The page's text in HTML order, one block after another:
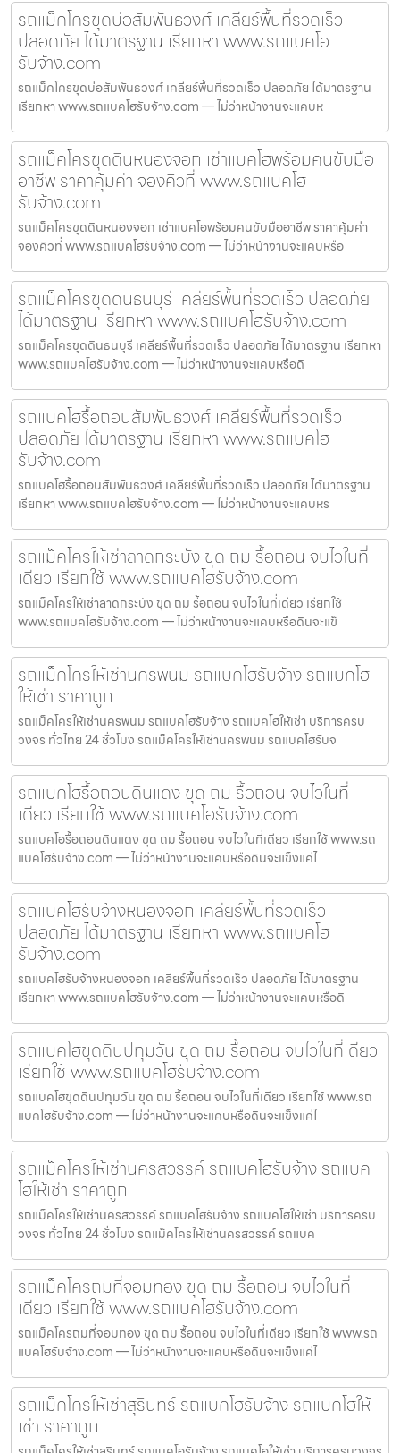
รถแม็คโครขุดบ่อสัมพันธวงศ์ เคลียร์พื้นที่รวดเร็ว
ปลอดภัย ได้มาตรฐาน เรียกหา www.รถแบคโฮ
รับจ้าง.com
รถแม็คโครขุดบ่อสัมพันธวงศ์ เคลียร์พื้นที่รวดเร็ว ปลอดภัย ได้มาตรฐาน
เรียกหา www.รถแบคโฮรับจ้าง.com — ไม่ว่าหน้างานจะแคบห
รถแม็คโครขุดดินหนองจอก เช่าแบคโฮพร้อมคนขับมือ
อาชีพ ราคาคุ้มค่า จองคิวที่ www.รถแบคโฮ
รับจ้าง.com
รถแม็คโครขุดดินหนองจอก เช่าแบคโฮพร้อมคนขับมืออาชีพ ราคาคุ้มค่า
จองคิวที่ www.รถแบคโฮรับจ้าง.com — ไม่ว่าหน้างานจะแคบหรือ
รถแม็คโครขุดดินธนบุรี เคลียร์พื้นที่รวดเร็ว ปลอดภัย
ได้มาตรฐาน เรียกหา www.รถแบคโฮรับจ้าง.com
รถแม็คโครขุดดินธนบุรี เคลียร์พื้นที่รวดเร็ว ปลอดภัย ได้มาตรฐาน เรียกหา
www.รถแบคโฮรับจ้าง.com — ไม่ว่าหน้างานจะแคบหรือดิ
รถแบคโฮรื้อถอนสัมพันธวงศ์ เคลียร์พื้นที่รวดเร็ว
ปลอดภัย ได้มาตรฐาน เรียกหา www.รถแบคโฮ
รับจ้าง.com
รถแบคโฮรื้อถอนสัมพันธวงศ์ เคลียร์พื้นที่รวดเร็ว ปลอดภัย ได้มาตรฐาน
เรียกหา www.รถแบคโฮรับจ้าง.com — ไม่ว่าหน้างานจะแคบหร
รถแม็คโครให้เช่าลาดกระบัง ขุด ถม รื้อถอน จบไวในที่
เดียว เรียกใช้ www.รถแบคโฮรับจ้าง.com
รถแม็คโครให้เช่าลาดกระบัง ขุด ถม รื้อถอน จบไวในที่เดียว เรียกใช้
www.รถแบคโฮรับจ้าง.com — ไม่ว่าหน้างานจะแคบหรือดินจะแข็
รถแม็คโครให้เช่านครพนม รถแบคโฮรับจ้าง รถแบคโฮ
ให้เช่า ราคาถูก
รถแม็คโครให้เช่านครพนม รถแบคโฮรับจ้าง รถแบคโฮให้เช่า บริการครบ
วงจร ทั่วไทย 24 ชั่วโมง รถแม็คโครให้เช่านครพนม รถแบคโฮรับจ
รถแบคโฮรื้อถอนดินแดง ขุด ถม รื้อถอน จบไวในที่
เดียว เรียกใช้ www.รถแบคโฮรับจ้าง.com
รถแบคโฮรื้อถอนดินแดง ขุด ถม รื้อถอน จบไวในที่เดียว เรียกใช้ www.รถ
แบคโฮรับจ้าง.com — ไม่ว่าหน้างานจะแคบหรือดินจะแข็งแค่ไ
รถแบคโฮรับจ้างหนองจอก เคลียร์พื้นที่รวดเร็ว
ปลอดภัย ได้มาตรฐาน เรียกหา www.รถแบคโฮ
รับจ้าง.com
รถแบคโฮรับจ้างหนองจอก เคลียร์พื้นที่รวดเร็ว ปลอดภัย ได้มาตรฐาน
เรียกหา www.รถแบคโฮรับจ้าง.com — ไม่ว่าหน้างานจะแคบหรือดิ
รถแบคโฮขุดดินปทุมวัน ขุด ถม รื้อถอน จบไวในที่เดียว
เรียกใช้ www.รถแบคโฮรับจ้าง.com
รถแบคโฮขุดดินปทุมวัน ขุด ถม รื้อถอน จบไวในที่เดียว เรียกใช้ www.รถ
แบคโฮรับจ้าง.com — ไม่ว่าหน้างานจะแคบหรือดินจะแข็งแค่ไ
รถแม็คโครให้เช่านครสวรรค์ รถแบคโฮรับจ้าง รถแบค
โฮให้เช่า ราคาถูก
รถแม็คโครให้เช่านครสวรรค์ รถแบคโฮรับจ้าง รถแบคโฮให้เช่า บริการครบ
วงจร ทั่วไทย 24 ชั่วโมง รถแม็คโครให้เช่านครสวรรค์ รถแบค
รถแม็คโครถมที่จอมทอง ขุด ถม รื้อถอน จบไวในที่
เดียว เรียกใช้ www.รถแบคโฮรับจ้าง.com
รถแม็คโครถมที่จอมทอง ขุด ถม รื้อถอน จบไวในที่เดียว เรียกใช้ www.รถ
แบคโฮรับจ้าง.com — ไม่ว่าหน้างานจะแคบหรือดินจะแข็งแค่ไ
รถแม็คโครให้เช่าสุรินทร์ รถแบคโฮรับจ้าง รถแบคโฮให้
เช่า ราคาถูก